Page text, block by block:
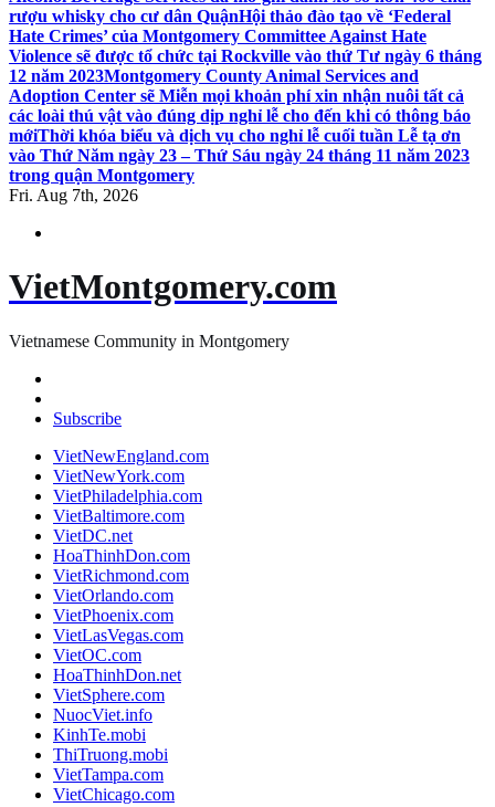
rượu whisky cho cư dân QuậnHội thảo đào tạo về ‘Federal
Hate Crimes’ của Montgomery Committee Against Hate
Violence sẽ được tổ chức tại Rockville vào thứ Tư ngày 6 tháng
12 năm 2023Montgomery County Animal Services and
Adoption Center sẽ Miễn mọi khoản phí xin nhận nuôi tất cả
các loài thú vật vào đúng dịp nghỉ lễ cho đến khi có thông báo
mớiThời khóa biểu và dịch vụ cho nghỉ lễ cuối tuần Lễ tạ ơn
vào Thứ Năm ngày 23 – Thứ Sáu ngày 24 tháng 11 năm 2023
trong quận Montgomery
Fri. Aug 7th, 2026
VietMontgomery.com
Vietnamese Community in Montgomery
Subscribe
VietNewEngland.com
VietNewYork.com
VietPhiladelphia.com
VietBaltimore.com
VietDC.net
HoaThinhDon.com
VietRichmond.com
VietOrlando.com
VietPhoenix.com
VietLasVegas.com
VietOC.com
HoaThinhDon.net
VietSphere.com
NuocViet.info
KinhTe.mobi
ThiTruong.mobi
VietTampa.com
VietChicago.com